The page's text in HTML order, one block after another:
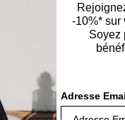
de Confidentialité
-10%* sur
Soyez
Adresse